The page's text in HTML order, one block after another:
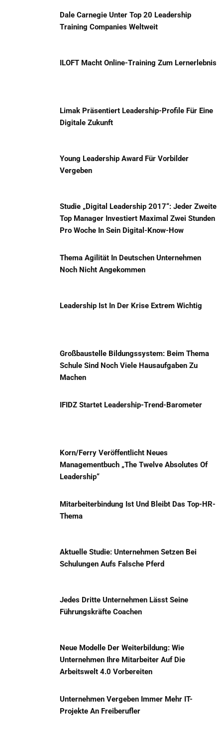
Dale Carnegie Unter Top 20 Leadership
Training Companies Weltweit
ILOFT Macht Online-Training Zum Lernerlebnis
Limak Präsentiert Leadership-Profile Für Eine
Digitale Zukunft
Young Leadership Award Für Vorbilder
Vergeben
Studie „Digital Leadership 2017“: Jeder Zweite
Top Manager Investiert Maximal Zwei Stunden
Pro Woche In Sein Digital-Know-How
Thema Agilität In Deutschen Unternehmen
Noch Nicht Angekommen
Leadership Ist In Der Krise Extrem Wichtig
Großbaustelle Bildungssystem: Beim Thema
Schule Sind Noch Viele Hausaufgaben Zu
Machen
IFIDZ Startet Leadership-Trend-Barometer
Korn/Ferry Veröffentlicht Neues
Managementbuch „The Twelve Absolutes Of
Leadership“
Mitarbeiterbindung Ist Und Bleibt Das Top-HR-
Thema
Aktuelle Studie: Unternehmen Setzen Bei
Schulungen Aufs Falsche Pferd
Jedes Dritte Unternehmen Lässt Seine
Führungskräfte Coachen
Neue Modelle Der Weiterbildung: Wie
Unternehmen Ihre Mitarbeiter Auf Die
Arbeitswelt 4.0 Vorbereiten
Unternehmen Vergeben Immer Mehr IT-
Projekte An Freiberufler